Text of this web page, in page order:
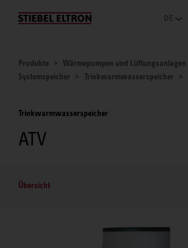
Unternehmen
Produkte
Wärmepumpen und Lüftungsanlagen
Systemspeicher
Trinkwarmwasserspeicher
Trinkwarmwasserspeicher
ATV
Übersicht